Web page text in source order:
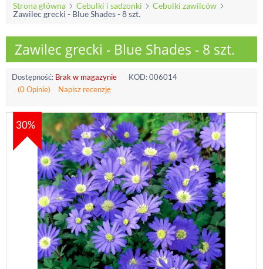
Strona główna Cebulki i sadzonki
Cebulki zawilców
Zawilec grecki - Blue Shades - 8 szt.
Zawilec grecki - Blue Shades - 8 szt.
Dostępność: Brak w magazynie KOD:006014
(0 Opinie)
Napisz recenzję
30%